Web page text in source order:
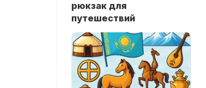
рюкзак для
путешествий